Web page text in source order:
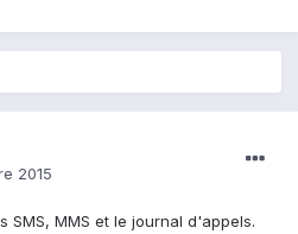
2015
SMS, MMS et le journal d'appels.